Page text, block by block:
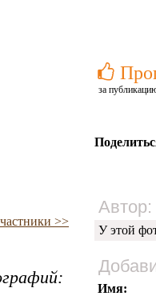
>>
за
Автор:
У этой
Имя: